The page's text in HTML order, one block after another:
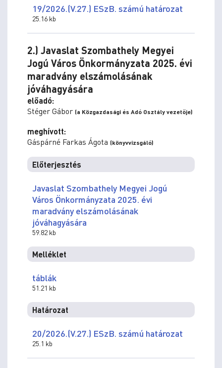
19/2026.(V.27.) ESzB. számú határozat
25.16 kb
2.) Javaslat Szombathely Megyei
Jogú Város Önkormányzata 2025. évi
maradvány elszámolásának
jóváhagyására
előadó:
Stéger Gábor (a Közgazdasági és Adó Osztály vezetője)
meghívott:
Gáspárné Farkas Ágota (könyvvizsgáló)
Előterjesztés
Javaslat Szombathely Megyei Jogú
Város Önkormányzata 2025. évi
maradvány elszámolásának
jóváhagyására
59.82 kb
Melléklet
táblák
51.21 kb
Határozat
20/2026.(V.27.) ESzB. számú határozat
25.1 kb